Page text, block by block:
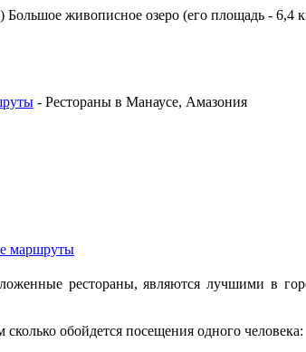
Большое живописное озеро (его площадь - 6,4
- Рестораны в Манаусе, Амазония
маршруты
рестораны, являются лучшими в
сколько обойдется посещения одного человека: